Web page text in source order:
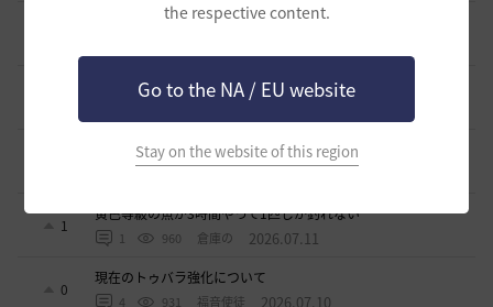
the respective content.
Go to the NA / EU website
Stay on the website of this region
立ち聞きについて
ワロタwwww
ベテラン募集
1
黄色等級の魚が3時間やって1匹しか釣れない
1 960 倉庫の 2026.07.11
0
現在のトゥバラ強化について
4 931 福音使徒 2026.07.10